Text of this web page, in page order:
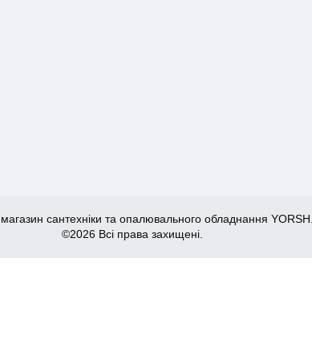
магазин сантехніки та опалювального обладнання
©2026 Всі права захищені.